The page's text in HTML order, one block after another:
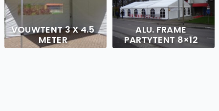
VOUWTENT 3 X 4.5
METER
ALU. FRAME
PARTYTENT 8×12